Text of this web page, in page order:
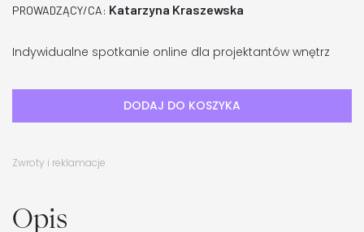
PROWADZĄCY/CA: Katarzyna Kraszewska
Indywidualne spotkanie online dla projektantów wnętrz
DODAJ DO KOSZYKA
Zwroty i reklamacje
Opis